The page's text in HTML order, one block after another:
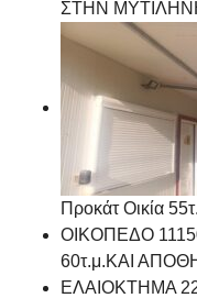
ΣΤΗΝ
Προκάτ Οικία
ΟΙΚΟΠΕΔΟ
60τ.μ.ΚΑΙ
ΕΛΑΙΟΚΤΗΜΑ